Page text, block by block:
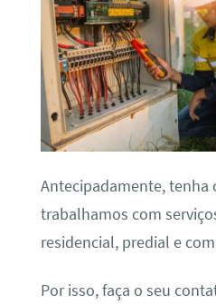
Antecipadamente, tenha
trabalhamos com
residencial, predial e
Por isso, faça o seu